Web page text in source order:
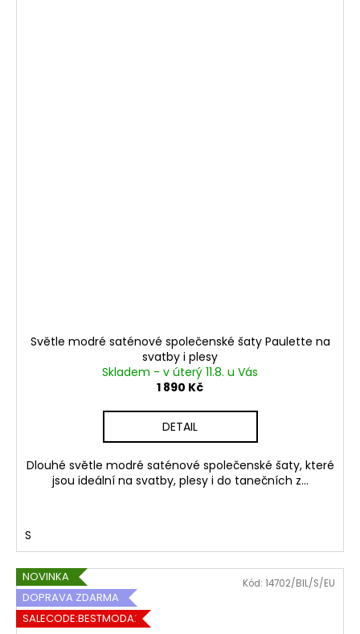
Světle modré saténové společenské šaty Paulette na
svatby i plesy
Skladem - v úterý 11.8. u Vás
1 890 Kč
DETAIL
Dlouhé světle modré saténové společenské šaty, které
jsou ideální na svatby, plesy i do tanečních z...
S
NOVINKA
DOPRAVA ZDARMA
SALECODE:BESTMODA20:20:%
Kód: 14702/BIL/S/EU